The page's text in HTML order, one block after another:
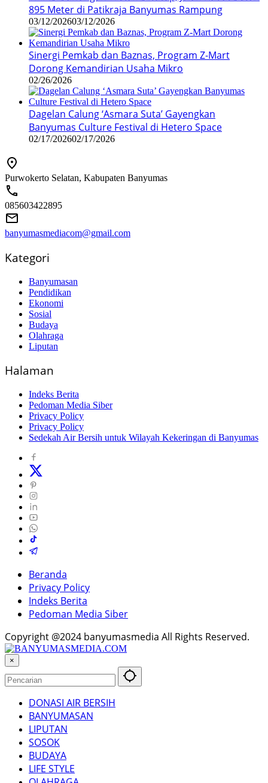
895 Meter di Patikraja Banyumas Rampung
03/12/202603/12/2026
Sinergi Pemkab dan Baznas, Program Z-Mart
Dorong Kemandirian Usaha Mikro
02/26/2026
Dagelan Calung ‘Asmara Suta’ Gayengkan
Banyumas Culture Festival di Hetero Space
02/17/202602/17/2026
Purwokerto Selatan, Kabupaten Banyumas
085603422895
banyumasmediacom@gmail.com
Kategori
Banyumasan
Pendidikan
Ekonomi
Sosial
Budaya
Olahraga
Liputan
Halaman
Indeks Berita
Pedoman Media Siber
Privacy Policy
Privacy Policy
Sedekah Air Bersih untuk Wilayah Kekeringan di Banyumas
Beranda
Privacy Policy
Indeks Berita
Pedoman Media Siber
Copyright @2024 banyumasmedia All Rights Reserved.
×
DONASI AIR BERSIH
BANYUMASAN
LIPUTAN
SOSOK
BUDAYA
LIFE STYLE